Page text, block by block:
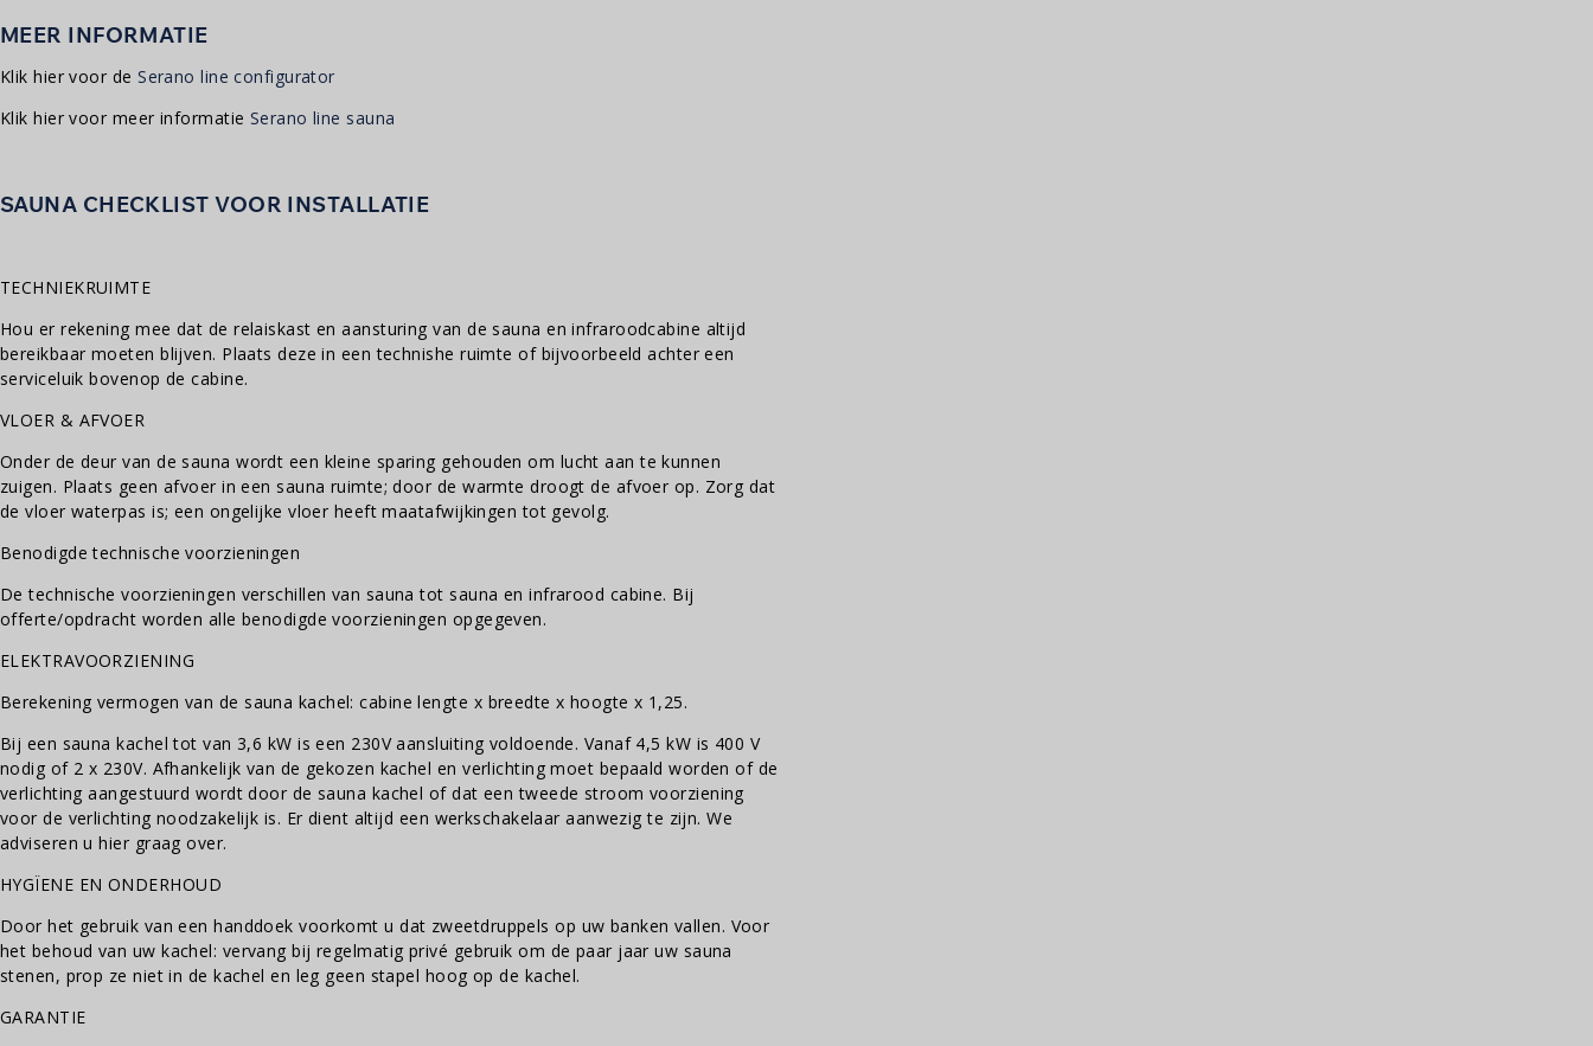
MEER INFORMATIE
Klik hier voor deSerano line configurator
Klik hier voor meer informatie Serano line sauna
SAUNA CHECKLIST VOOR INSTALLATIE
TECHNIEKRUIMTE
Hou er rekening mee dat de relaiskast en aansturing van de sauna en infraroodcabine altijd
bereikbaar moeten blijven. Plaats deze in een technishe ruimte of bijvoorbeeld achter een
serviceluik bovenop de cabine.
VLOER & AFVOER
Onder de deur van de sauna wordt een kleine sparing gehouden om lucht aan te kunnen
zuigen. Plaats geen afvoer in een sauna ruimte; door de warmte droogt de afvoer op. Zorg dat
de vloer waterpas is; een ongelijke vloer heeft maatafwijkingen tot gevolg.
Benodigde technische voorzieningen
De technische voorzieningen verschillen van sauna tot sauna en infrarood cabine. Bij
offerte/opdracht worden alle benodigde voorzieningen opgegeven.
ELEKTRAVOORZIENING
Berekening vermogen van de sauna kachel: cabine lengte x breedte x hoogte x 1,25.
Bij een sauna kachel tot van 3,6 kW is een 230V aansluiting voldoende. Vanaf 4,5 kW is 400 V
nodig of 2 x 230V. Afhankelijk van de gekozen kachel en verlichting moet bepaald worden of de
verlichting aangestuurd wordt door de sauna kachel of dat een tweede stroom voorziening
voor de verlichting noodzakelijk is. Er dient altijd een werkschakelaar aanwezig te zijn. We
adviseren u hier graag over.
HYGÏENE EN ONDERHOUD
Door het gebruik van een handdoek voorkomt u dat zweetdruppels op uw banken vallen. Voor
het behoud van uw kachel: vervang bij regelmatig privé gebruik om de paar jaar uw sauna
stenen, prop ze niet in de kachel en leg geen stapel hoog op de kachel.
GARANTIE